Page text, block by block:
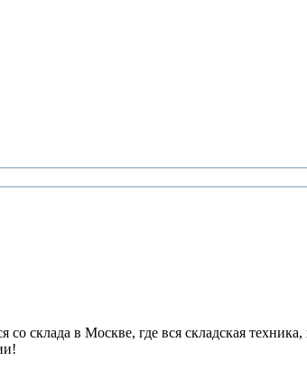
склада в Москве, где вся складская